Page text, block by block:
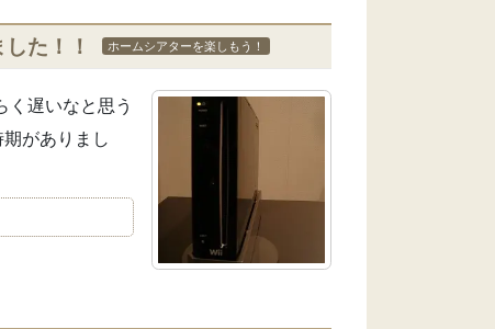
た！！ ホームシアターを楽しもう！
く遅いなと思う
がありまし